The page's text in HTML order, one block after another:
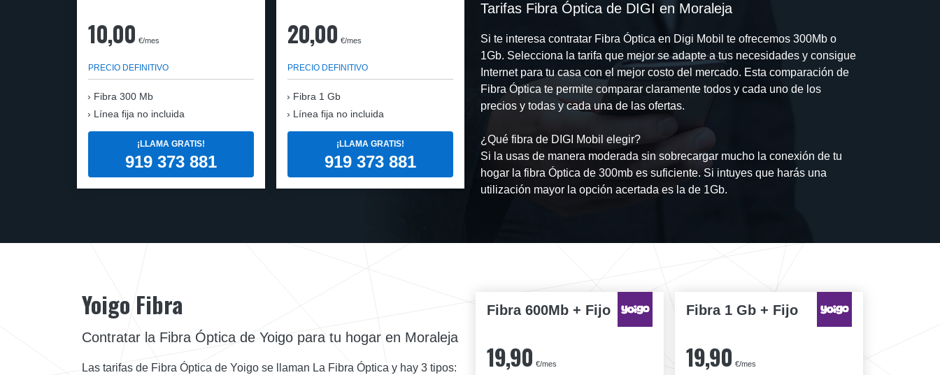
10,00 €/mes
PRECIO DEFINITIVO
Fibra 300 Mb
Línea fija no incluida
¡LLAMA GRATIS!
919 373 881
20,00 €/mes
PRECIO DEFINITIVO
Fibra 1 Gb
Línea fija no incluida
¡LLAMA GRATIS!
919 373 881
Tarifas Fibra Óptica de DIGI en Moraleja
Si te interesa contratar Fibra Óptica en Digi Mobil te ofrecemos 300Mb o
1Gb. Selecciona la tarifa que mejor se adapte a tus necesidades y consigue
Internet para tu casa con el mejor costo del mercado. Esta comparación de
Fibra Óptica te permite comparar claramente todos y cada uno de los
precios y todas y cada una de las ofertas.
¿Qué fibra de DIGI Mobil elegir?
Si la usas de manera moderada sin sobrecargar mucho la conexión de tu
hogar la fibra Óptica de 300mb es suficiente. Si intuyes que harás una
utilización mayor la opción acertada es la de 1Gb.
Fibra 600Mb + Fijo
19,90 €/mes
Fibra 1 Gb + Fijo
19,90 €/mes
Yoigo Fibra
Contratar la Fibra Óptica de Yoigo para tu hogar en Moraleja
Las tarifas de Fibra Óptica de Yoigo se llaman La Fibra Óptica y hay 3 tipos: